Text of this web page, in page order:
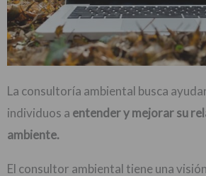
La consultoría ambiental busca
individuos a entender y mejorar su
ambiente.
El consultor ambiental tiene una
Instagram LinkedIn